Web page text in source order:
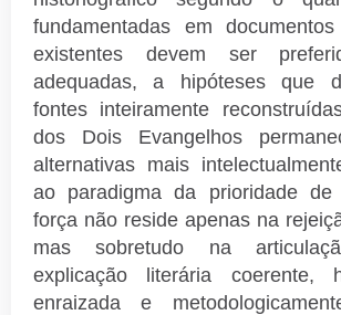
fundamentadas em
existentes devem ser
adequadas, a hipóteses que
fontes inteiramente
dos Dois Evangelhos
alternativas mais
ao paradigma da prioridade de
força não reside apenas na
mas sobretudo na
explicação literária coerente,
enraizada e